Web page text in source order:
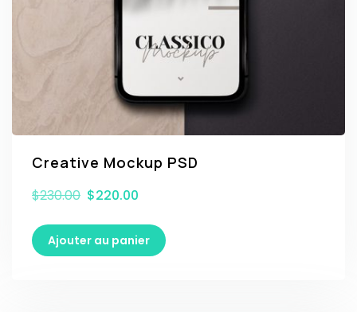
Creative Mockup PSD
$230.00 $220.00
Ajouter au panier